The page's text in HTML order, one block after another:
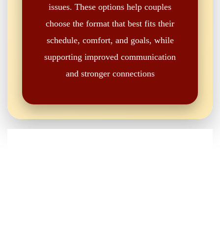
issues. These options help couples
choose the format that best fits their
schedule, comfort, and goals, while
supporting improved communication
and stronger connections